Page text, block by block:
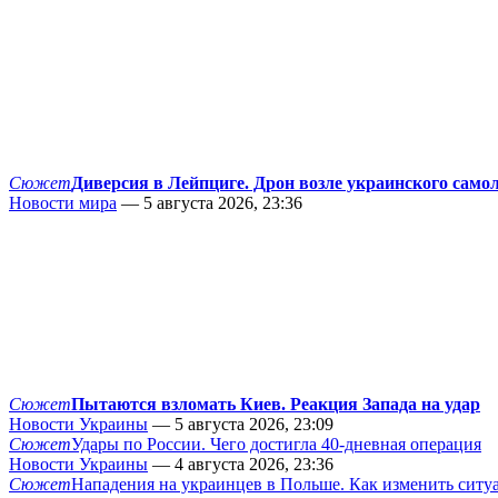
СюжетДиверсия в Лейпциге. Дрон возле украинского
Новости мира — 5 августа 2026, 23:36
СюжетПытаются взломать Киев. Реакция Запада на удар
Новости Украины — 5 августа 2026, 23:09
СюжетУдары по России. Чего достигла 40-дневная операция
Новости Украины — 4 августа 2026, 23:36
СюжетНападения на украинцев в Польше. Как изменить